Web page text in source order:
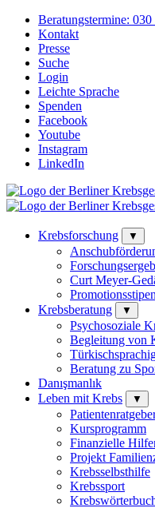
Beratungstermine: 030
Kontakt
Presse
Suche
Login
Leichte Sprache
Spenden
Facebook
Youtube
Instagram
LinkedIn
Krebsforschung ▼
Curt Meyer-
Krebsberatung
▼
Psychosoziale
Begleitung von
Beratung zu
Danışmanlık
Leben mit Krebs
▼
Kursprogramm
Finanzielle
Projekt
Krebsselbsthilfe
Krebssport